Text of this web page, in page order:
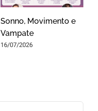
Sonno, Movimento e
Vampate
16/07/2026